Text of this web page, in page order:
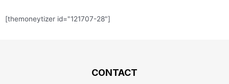
[themoneytizer id="121707-28"]
CONTACT